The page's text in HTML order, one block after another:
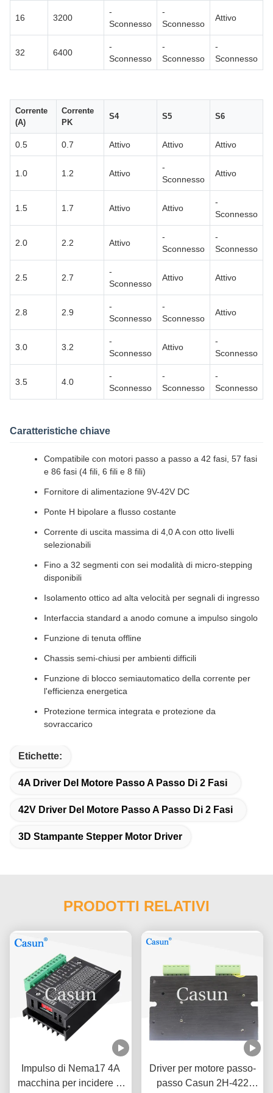
16 3200
-
Sconnesso
-
Sconnesso
Attivo
32 6400
-
Sconnesso
-
Sconnesso
-
Sconnesso
Corrente
(A)
Corrente
PK
S4 S5 S6
0.5 0.7 Attivo Attivo Attivo
1.0 1.2 Attivo
-
Sconnesso
Attivo
1.5 1.7 Attivo Attivo
-
Sconnesso
2.0 2.2 Attivo
-
Sconnesso
-
Sconnesso
2.5 2.7
-
Sconnesso
Attivo Attivo
2.8 2.9
-
Sconnesso
-
Sconnesso
Attivo
3.0 3.2
-
Sconnesso
Attivo
-
Sconnesso
3.5 4.0
-
Sconnesso
-
Sconnesso
-
Sconnesso
Caratteristiche chiave
Compatibile con motori passo a passo a 42 fasi, 57 fasi
e 86 fasi (4 fili, 6 fili e 8 fili)
Fornitore di alimentazione 9V-42V DC
Ponte H bipolare a flusso costante
Corrente di uscita massima di 4,0 A con otto livelli
selezionabili
Fino a 32 segmenti con sei modalità di micro-stepping
disponibili
Isolamento ottico ad alta velocità per segnali di ingresso
Interfaccia standard a anodo comune a impulso singolo
Funzione di tenuta offline
Chassis semi-chiusi per ambienti difficili
Funzione di blocco semiautomatico della corrente per
l'efficienza energetica
Protezione termica integrata e protezione da
sovraccarico
Etichette:
4A Driver Del Motore Passo A Passo Di 2 Fasi
42V Driver Del Motore Passo A Passo Di 2 Fasi
3D Stampante Stepper Motor Driver
PRODOTTI RELATIVI
Impulso di Nema17 4A
macchina per incidere di
Driver per motore passo-
passo Casun 2H-422